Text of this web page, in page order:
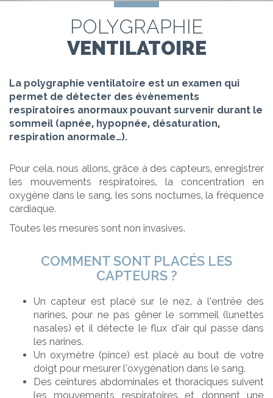
POLYGRAPHIE
VENTILATOIRE
La polygraphie ventilatoire est un examen qui
permet de détecter des évènements
respiratoires anormaux pouvant survenir durant le
sommeil (apnée, hypopnée, désaturation,
respiration anormale…).
Pour cela, nous allons, grâce à des capteurs, enregistrer
les mouvements respiratoires, la concentration en
oxygène dans le sang, les sons nocturnes, la fréquence
cardiaque.
Toutes les mesures sont non invasives.
COMMENT SONT PLACÉS LES
CAPTEURS ?
Un capteur est placé sur le nez, à l’entrée des
narines, pour ne pas gêner le sommeil (lunettes
nasales) et il détecte le flux d’air qui passe dans
les narines.
Un oxymètre (pince) est placé au bout de votre
doigt pour mesurer l’oxygénation dans le sang.
Des ceintures abdominales et thoraciques suivent
les mouvements respiratoires et donnent une